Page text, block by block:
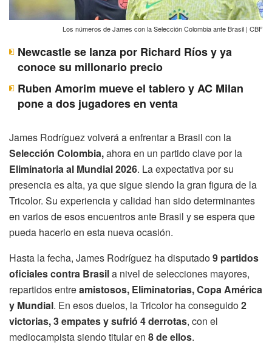
Los números de James con la Selección Colombia ante Brasil | CBF
Newcastle se lanza por Richard Ríos y ya
conoce su millonario precio
Ruben Amorim mueve el tablero y AC Milan
pone a dos jugadores en venta
James Rodríguez volverá a enfrentar a Brasil con la
Selección Colombia,ahora en un partido clave por la
Eliminatoria al Mundial 2026. La expectativa por su
presencia es alta, ya que sigue siendo la gran figura de la
Tricolor. Su experiencia y calidad han sido determinantes
en varios de esos encuentros ante Brasil y se espera que
pueda hacerlo en esta nueva ocasión.
Hasta la fecha, James Rodríguez ha disputado9 partidos
oficiales contra Brasila nivel de selecciones mayores,
repartidos entreamistosos, Eliminatorias, Copa América
y Mundial. En esos duelos, la Tricolor ha conseguido2
victorias, 3 empates y sufrió 4 derrotas, con el
mediocampista siendo titular en 8 de ellos.